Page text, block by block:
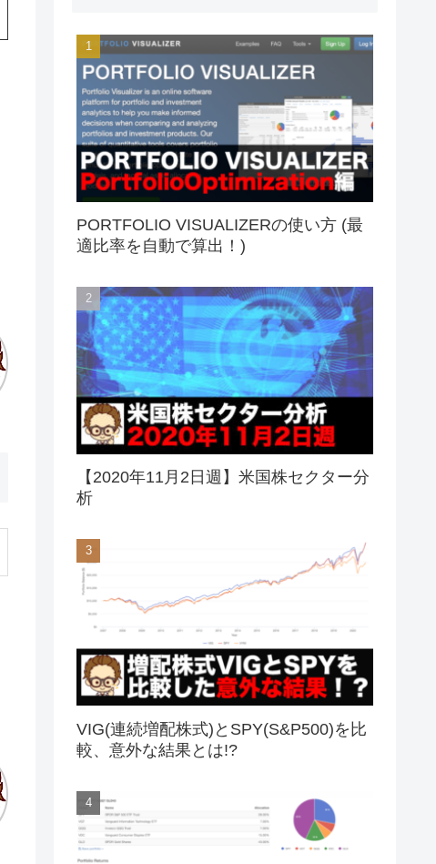
PORTFOLIO VISUALIZERの使い方 (最
適比率を自動で算出！)
【2020年11月2日週】米国株セクター分
析
VIG(連続増配株式)とSPY(S&P500)を比
較、意外な結果とは!?